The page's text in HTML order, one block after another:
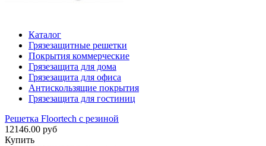
Каталог
Грязезащитные решетки
Покрытия коммерческие
Грязезащита для дома
Грязезащита для офиса
Антискользящие покрытия
Грязезащита для гостиниц
Решетка Floortech с резиной
12146.00 руб
Купить